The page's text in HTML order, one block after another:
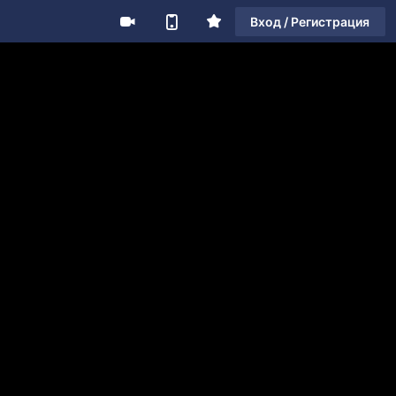
Вход / Регистрация